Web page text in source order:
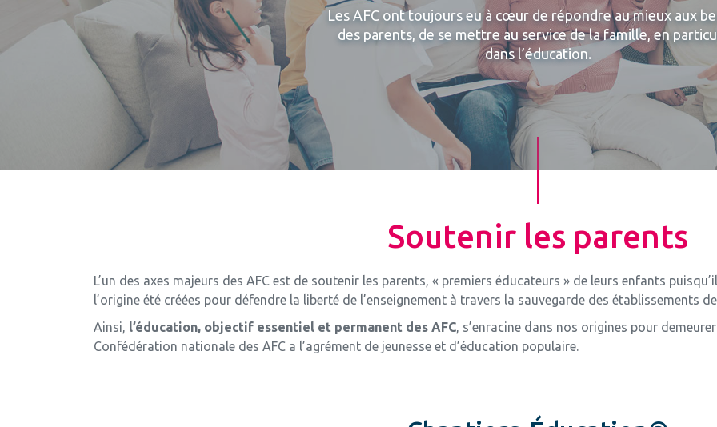
Les AFC ont toujours eu à cœur de répondre au mieux aux
des parents, de se mettre au service de la famille, en
dans l’éducation.
Soutenir les parents
L’un des axes majeurs des AFC est de soutenir les parents, « premiers éducateurs » de leurs enfants
l’origine été créées pour défendre la liberté de l’enseignement à travers la sauvegarde des établissements
Ainsi, l’éducation, objectif essentiel et permanent des AFC, s’enracine dans nos origines pour
Confédération nationale des AFC a l’agrément de jeunesse et d’éducation populaire.